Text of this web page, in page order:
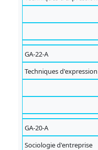
GA-22-A
Techniques
GA-20-A
Sociologie d'entreprise